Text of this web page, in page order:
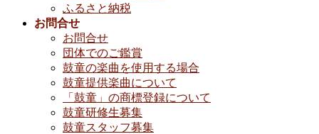
ふるさと納税
お問合せ
お問合せ
団体でのご鑑賞
鼓童の楽曲を使用する場合
鼓童提供楽曲について
「鼓童」の商標登録について
鼓童研修生募集
鼓童スタッフ募集